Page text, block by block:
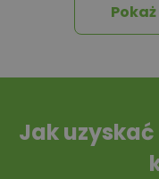
Tablica
Jak